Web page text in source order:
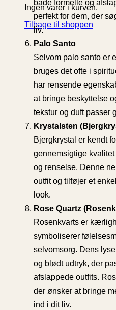
Ingen varer i kurven.
Tilbage til shoppen
både formelle og
perfekt for dem, der
liv.
Palo Santo
Selvom palo santo er
bruges det ofte i
har rensende
at bringe beskyttelse
tekstur og duft passer
Krystalsten
Bjergkrystal er kendt
gennemsigtige
og renselse. Denne
outfit og tilføjer et
look.
Rose Quartz
Rosenkvarts er
symboliserer
selvomsorg. Dens
og blødt udtryk, der
afslappede outfits.
der ønsker at bringe
ind i dit liv.